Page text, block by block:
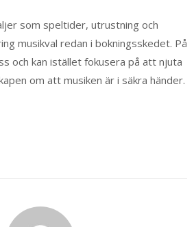
som speltider, utrustning och
musikval redan i bokningsskedet. På
och kan istället fokusera på att njuta
om att musiken är i säkra händer.